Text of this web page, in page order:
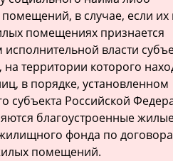
в случае, если
помещениях признается
власти
территории которого
в порядке, установленном
субъекта Российской
благоустроенные
фонда по
помещений.